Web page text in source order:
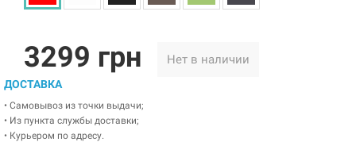
3299 грн Нет в наличии
ДОСТАВКА
• Самовывоз из точки выдачи;
• Из пункта службы доставки;
• Курьером по адресу.